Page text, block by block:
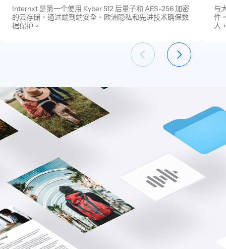
Internxt 是第一个使用 Kyber 512 后量子和 AES-256 加密
的云存储，通过端到端安全、欧洲隐私和先进技术确保数
据保护。
与
件
人